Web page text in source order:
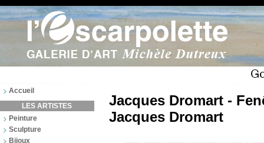
Accueil
LES ARTISTES
Peinture
Sculpture
Bijoux
Jacques Dromart -
Jacques Dromart